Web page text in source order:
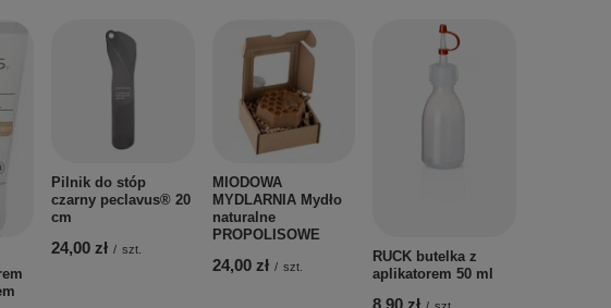
Pilnik do stóp
czarny peclavus® 20
cm
24,00 zł / szt.
MIODOWA
MYDLARNIA Mydło
naturalne
PROPOLISOWE
24,00 zł / szt.
RUCK butelka z
aplikatorem 50 ml
8,90 zł